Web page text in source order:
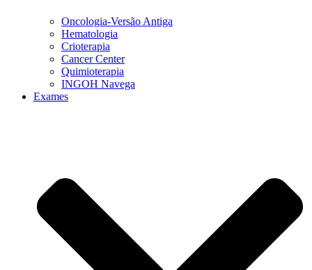
Oncologia-Versão Antiga
Hematologia
Crioterapia
Cancer Center
Quimioterapia
INGOH Navega
Exames